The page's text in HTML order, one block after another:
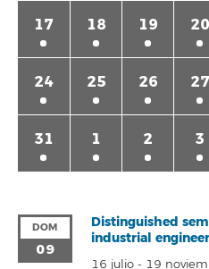
17 18 19 20
24 25 26 27
31 1 2 3
DOM
09
Distinguished
industrial
16 julio- 19